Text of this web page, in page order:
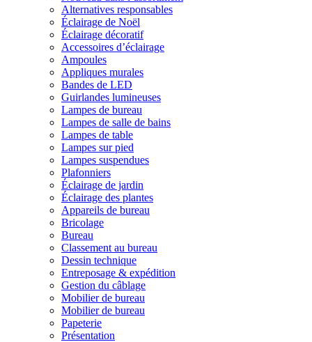
Alternatives responsables
Éclairage de Noël
Éclairage décoratif
Accessoires d’éclairage
Ampoules
Appliques murales
Bandes de LED
Guirlandes lumineuses
Lampes de bureau
Lampes de salle de bains
Lampes de table
Lampes sur pied
Lampes suspendues
Plafonniers
Éclairage de jardin
Éclairage des plantes
Appareils de bureau
Bricolage
Bureau
Classement au bureau
Dessin technique
Entreposage & expédition
Gestion du câblage
Mobilier de bureau
Mobilier de bureau
Papeterie
Présentation